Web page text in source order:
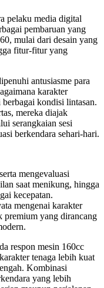
pelaku media digital
pembaruan yang
mulai dari desain yang
fitur-fitur yang
antusiasme para
karakter
kondisi lintasan.
mereka diajak
serangkaian sesi
berkendara sehari-hari.
mengevaluasi
saat menikung, hingga
kecepatan.
mengenai karakter
yang dirancang
respon mesin 160cc
tenaga lebih kuat
Kombinasi
yang lebih